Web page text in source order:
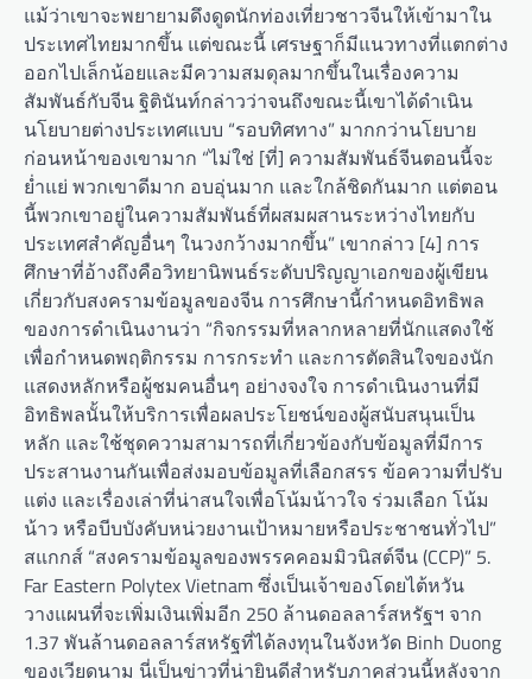
แม้ว่าเขาจะพยายามดึงดูดนักท่องเที่ยวชาวจีนให้เข้ามาใน
ประเทศไทยมากขึ้น แต่ขณะนี้ เศรษฐาก็มีแนวทางที่แตกต่าง
ออกไปเล็กน้อยและมีความสมดุลมากขึ้นในเรื่องความ
สัมพันธ์กับจีน ฐิตินันท์กล่าวว่าจนถึงขณะนี้เขาได้ดำเนิน
นโยบายต่างประเทศแบบ “รอบทิศทาง” มากกว่านโยบาย
ก่อนหน้าของเขามาก “ไม่ใช่ [ที่] ความสัมพันธ์จีนตอนนี้จะ
ย่ำแย่ พวกเขาดีมาก อบอุ่นมาก และใกล้ชิดกันมาก แต่ตอน
นี้พวกเขาอยู่ในความสัมพันธ์ที่ผสมผสานระหว่างไทยกับ
ประเทศสำคัญอื่นๆ ในวงกว้างมากขึ้น” เขากล่าว [4] การ
ศึกษาที่อ้างถึงคือวิทยานิพนธ์ระดับปริญญาเอกของผู้เขียน
เกี่ยวกับสงครามข้อมูลของจีน การศึกษานี้กำหนดอิทธิพล
ของการดำเนินงานว่า “กิจกรรมที่หลากหลายที่นักแสดงใช้
เพื่อกำหนดพฤติกรรม การกระทำ และการตัดสินใจของนัก
แสดงหลักหรือผู้ชมคนอื่นๆ อย่างจงใจ การดำเนินงานที่มี
อิทธิพลนั้นให้บริการเพื่อผลประโยชน์ของผู้สนับสนุนเป็น
หลัก และใช้ชุดความสามารถที่เกี่ยวข้องกับข้อมูลที่มีการ
ประสานงานกันเพื่อส่งมอบข้อมูลที่เลือกสรร ข้อความที่ปรับ
แต่ง และเรื่องเล่าที่น่าสนใจเพื่อโน้มน้าวใจ ร่วมเลือก โน้ม
น้าว หรือบีบบังคับหน่วยงานเป้าหมายหรือประชาชนทั่วไป”
สแกกส์ “สงครามข้อมูลของพรรคคอมมิวนิสต์จีน (CCP)” 5.
Far Eastern Polytex Vietnam ซึ่งเป็นเจ้าของโดยไต้หวัน
วางแผนที่จะเพิ่มเงินเพิ่มอีก 250 ล้านดอลลาร์สหรัฐฯ จาก
1.37 พันล้านดอลลาร์สหรัฐที่ได้ลงทุนในจังหวัด Binh Duong
ของเวียดนาม นี่เป็นข่าวที่น่ายินดีสำหรับภาคส่วนนี้หลังจาก